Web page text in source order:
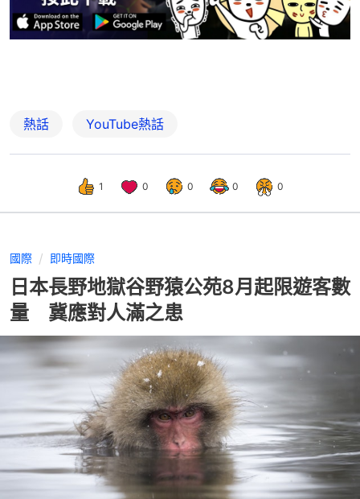
熱話 YouTube熱話
1 0 0 0 0
國際 即時國際
日本長野地獄谷野猿公苑8月起限遊客數
量 冀應對人滿之患